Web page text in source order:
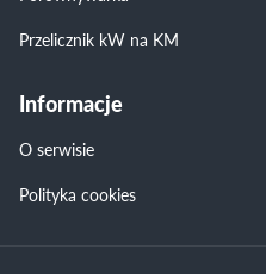
Przelicznik kW na KM
Informacje
O serwisie
Polityka cookies